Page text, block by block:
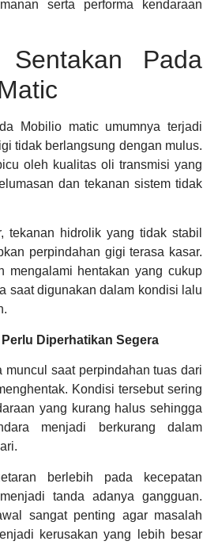
serta performa kendaraan
Sentakan Pada
Mobilio matic umumnya terjadi
tidak berlangsung dengan mulus.
oleh kualitas oli transmisi yang
dan tekanan sistem tidak
tekanan hidrolik yang tidak stabil
perpindahan gigi terasa kasar.
mengalami hentakan yang cukup
saat digunakan dalam kondisi lalu
Diperhatikan Segera
muncul saat perpindahan tuas dari
Kondisi tersebut sering
yang kurang halus sehingga
menjadi berkurang dalam
berlebih pada kecepatan
tanda adanya gangguan.
sangat penting agar masalah
kerusakan yang lebih besar